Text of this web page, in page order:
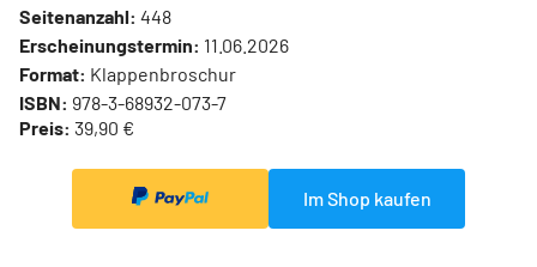
Seitenanzahl: 448
Erscheinungstermin: 11.06.2026
Format: Klappenbroschur
ISBN: 978-3-68932-073-7
Preis: 39,90 €
Im Shop kaufen